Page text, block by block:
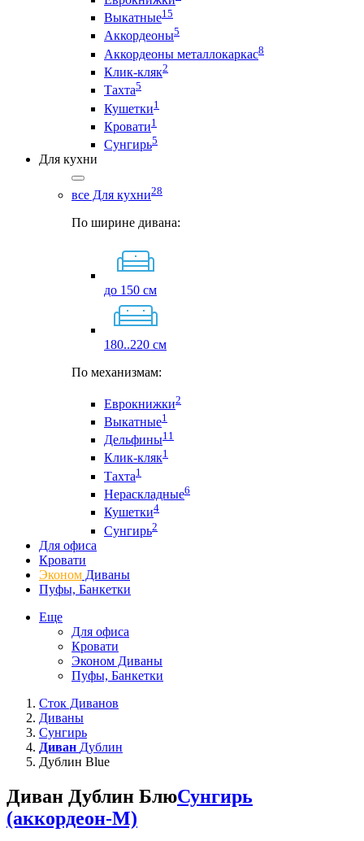
Выкатные15
Аккордеоны5
Аккордеоны металлокаркас8
Клик-кляк2
Тахта5
Кушетки1
Кровати1
Сунгирь5
Для кухни
все Для кухни28
По ширине дивана:
до 150 см
180..220 см
По механизмам:
Еврокнижки2
Выкатные1
Дельфины11
Клик-кляк1
Тахта1
Нераскладные6
Кушетки4
Сунгирь2
Для офиса
Кровати
Эконом Диваны
Пуфы, Банкетки
Еще
Для офиса
Кровати
Эконом Диваны
Пуфы, Банкетки
Сток Диванов
Диваны
Сунгирь
Диван Дублин
Дублин Blue
Диван Дублин БлюСунгирь
(аккордеон-М)